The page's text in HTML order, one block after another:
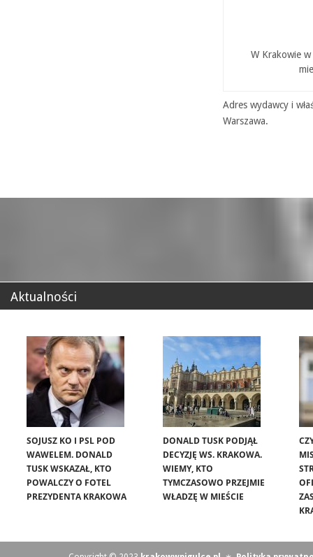
W Krakowie
Adres wydawcy i
Warszawa.
Aktualności
SOJUSZ KO I PSL POD
WAWELEM. DONALD
TUSK WSKAZAŁ, KTO
POWALCZY O FOTEL
PREZYDENTA KRAKOWA
DONALD TUSK PODJĄŁ
DECYZJĘ WS. KRAKOWA.
WIEMY, KTO
TYMCZASOWO PRZEJMIE
WŁADZĘ W MIEŚCIE